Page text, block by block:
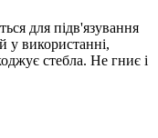
для підв'язування
у використанні,
стебла. Не гниє і